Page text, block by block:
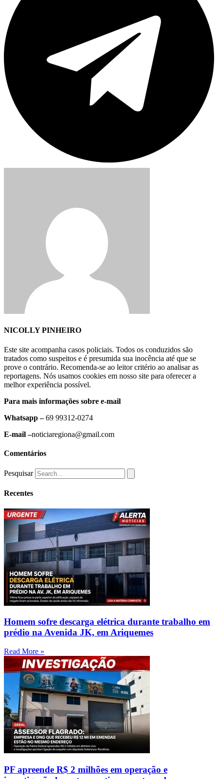
NICOLLY PINHEIRO
Este site acompanha casos policiais. Todos os conduzidos são
tratados como suspeitos e é presumida sua inocência até que se
prove o contrário. Recomenda-se ao leitor critério ao analisar as
reportagens. Nós usamos cookies em nosso site para oferecer a
melhor experiência possível.
Para mais informações sobre e-mail
Whatsapp –69 99312-0274
E-mail –noticiaregiona@gmail.com
Comentários
Pesquisar
Recentes
Homem sofre descarga elétrica durante trabalho em
prédio na Avenida JK, em Ariquemes
Read More »
PF apreende R$ 2 milhões em operação e